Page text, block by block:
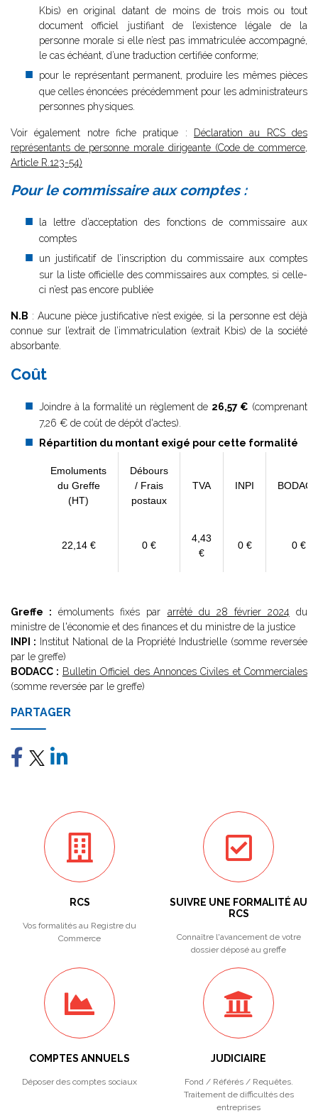
Kbis) en original datant de moins de trois mois ou tout
document officiel justifiant de l’existence légale de la
personne morale si elle n’est pas immatriculée accompagné,
le cas échéant, d’une traduction certifiée conforme;
pour le représentant permanent, produire les mêmes pièces
que celles énoncées précédemment pour les administrateurs
personnes physiques.
Voir également notre fiche pratique : Déclaration au RCS des
représentants de personne morale dirigeante (Code de commerce,
Article R.123-54)
Pour le commissaire aux comptes :
la lettre d’acceptation des fonctions de commissaire aux
comptes
un justificatif de l’inscription du commissaire aux comptes
sur la liste officielle des commissaires aux comptes, si celle-
ci n’est pas encore publiée
N.B : Aucune pièce justificative n’est exigée, si la personne est déjà
connue sur l’extrait de l’immatriculation (extrait Kbis) de la société
absorbante.
Coût
Joindre à la formalité un règlement de 26,57 € (comprenant
7,26 € de coût de dépôt d'actes).
Répartition du montant exigé pour cette formalité
Emoluments
du Greffe
(HT)
Débours
/ Frais
postaux
TVA INPI
22,14 € 0 €
4,43
€
0 € 0 €
Greffe : émoluments fixés par arrêté du 28 février 2024 du
ministre de l'économie et des finances et du ministre de la justice
INPI : Institut National de la Propriété Industrielle (somme reversée
par le greffe)
BODACC : Bulletin Officiel des Annonces Civiles et Commerciales
(somme reversée par le greffe)
PARTAGER
RCS
Vos formalités au Registre du
Commerce
SUIVRE UNE FORMALITÉ AU
RCS
Connaître l'avancement de votre
dossier déposé au greffe
COMPTES ANNUELS
Déposer des comptes sociaux
JUDICIAIRE
Fond / Référés / Requêtes.
Traitement de difficultés des
entreprises